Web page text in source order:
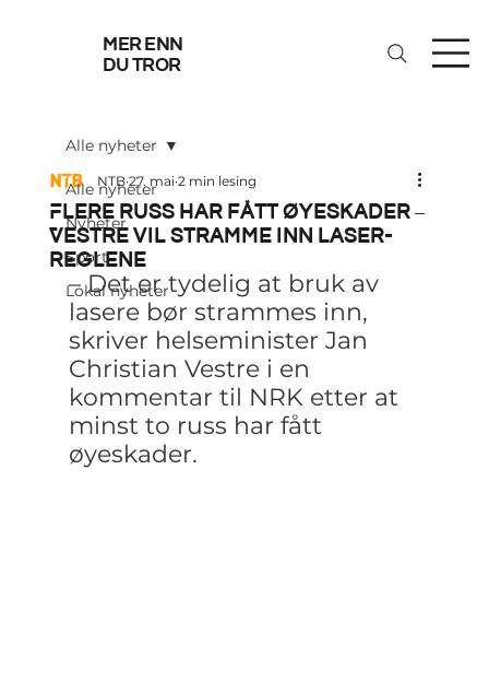
mer enn
du tror
Alle nyheter
Nyheter
Sport
Lokal nyheter
Alle nyheter
Flere russ har fått øyeskader –
Vestre vil stramme inn laser-
reglene
NTB 27. mai 2 min lesing
– Det er tydelig at bruk av
lasere bør strammes inn,
skriver helseminister Jan
Christian Vestre i en
kommentar til NRK etter at
minst to russ har fått
øyeskader.